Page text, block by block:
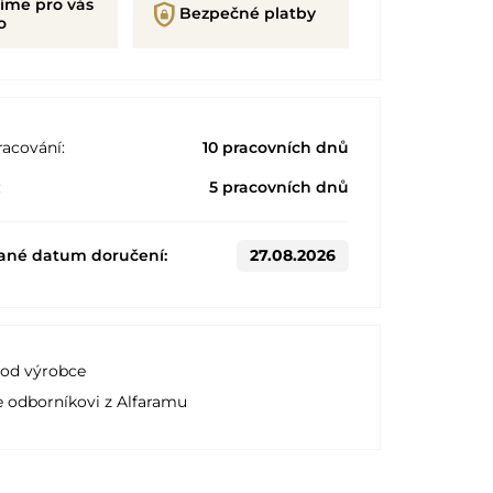
shield_lock Bezpečné platby
10 pracovních dnů
5 pracovních dnů
datum doručení: 27.08.2026
výrobce
odborníkovi z Alfaramu